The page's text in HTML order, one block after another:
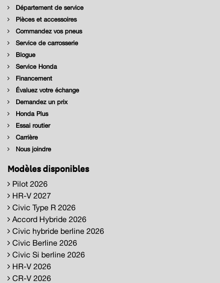
Département de service
Pièces et accessoires
Commandez vos pneus
Service de carrosserie
Blogue
Service Honda
Financement
Évaluez votre échange
Demandez un prix
Honda Plus
Essai routier
Carrière
Nous joindre
Modèles disponibles
Pilot 2026
HR-V 2027
Civic Type R 2026
Accord Hybride 2026
Civic hybride berline 2026
Civic Berline 2026
Civic Si berline 2026
HR-V 2026
CR-V 2026